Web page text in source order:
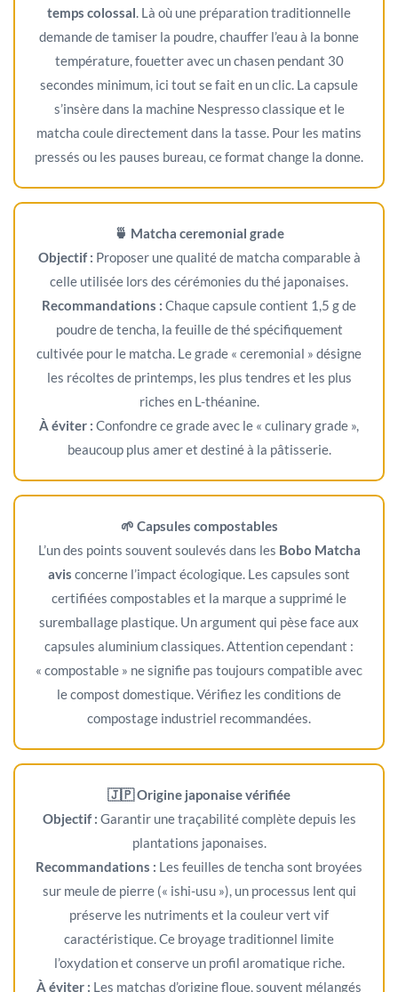
temps colossal. Là où une préparation traditionnelle
demande de tamiser la poudre, chauffer l’eau à la bonne
température, fouetter avec un chasen pendant 30
secondes minimum, ici tout se fait en un clic. La capsule
s’insère dans la machine Nespresso classique et le
matcha coule directement dans la tasse. Pour les matins
pressés ou les pauses bureau, ce format change la donne.
🍵 Matcha ceremonial grade
Objectif : Proposer une qualité de matcha comparable à
celle utilisée lors des cérémonies du thé japonaises.
Recommandations : Chaque capsule contient 1,5 g de
poudre de tencha, la feuille de thé spécifiquement
cultivée pour le matcha. Le grade « ceremonial » désigne
les récoltes de printemps, les plus tendres et les plus
riches en L-théanine.
À éviter : Confondre ce grade avec le « culinary grade »,
beaucoup plus amer et destiné à la pâtisserie.
🌱 Capsules compostables
L’un des points souvent soulevés dans les Bobo Matcha
avis concerne l’impact écologique. Les capsules sont
certifiées compostables et la marque a supprimé le
suremballage plastique. Un argument qui pèse face aux
capsules aluminium classiques. Attention cependant :
« compostable » ne signifie pas toujours compatible avec
le compost domestique. Vérifiez les conditions de
compostage industriel recommandées.
🇯🇵 Origine japonaise vérifiée
Objectif : Garantir une traçabilité complète depuis les
plantations japonaises.
Recommandations : Les feuilles de tencha sont broyées
sur meule de pierre (« ishi-usu »), un processus lent qui
préserve les nutriments et la couleur vert vif
caractéristique. Ce broyage traditionnel limite
l’oxydation et conserve un profil aromatique riche.
À éviter : Les matchas d’origine floue, souvent mélangés